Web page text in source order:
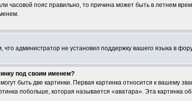
часовой пояс правильно, то причина может быть в летнем
что администратор не установил поддержку вашего языка в
под своим именем?
быть две картинки. Первая картинка относится к вашему
побольше, которая называется «аватара». Эта картинка